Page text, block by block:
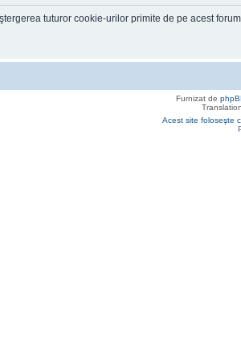
tuturor cookie-urilor primite de pe acest
Furnizat de
Acest site foloseşte